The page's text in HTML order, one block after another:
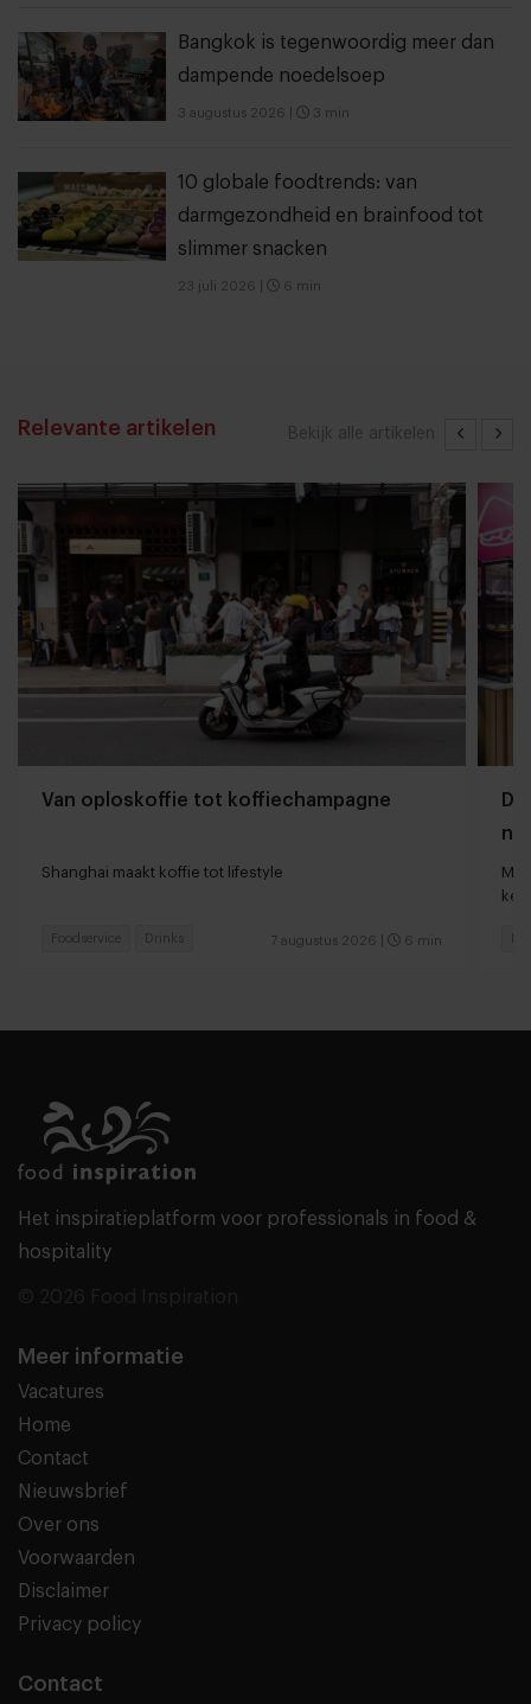
Bangkok is tegenwoordig meer dan
dampende noedelsoep
3 augustus 2026 3 min
10 globale foodtrends: van
darmgezondheid en brainfood tot
slimmer snacken
23 juli 2026 6 min
Bekijk alle artikelen
Relevante artikelen
Van oploskoffie tot koffiechampagne
Shanghai maakt koffie tot lifestyle
7 augustus 2026 6 min
Foodservice Drinks
Het inspiratieplatform voor professionals in food &
hospitality
Meer informatie
Vacatures
Home
Contact
Nieuwsbrief
Over ons
Voorwaarden
Disclaimer
Privacy policy
Contact